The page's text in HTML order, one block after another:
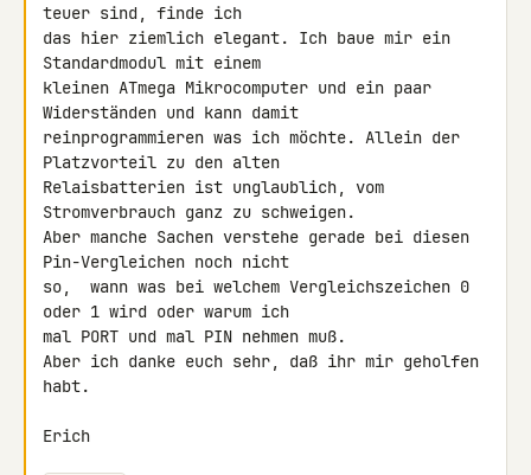
teuer sind, finde ich
das hier ziemlich elegant. Ich baue mir ein
Standardmodul mit einem
kleinen ATmega Mikrocomputer und ein paar
Widerständen und kann damit
reinprogrammieren was ich möchte. Allein der
Platzvorteil zu den alten
Relaisbatterien ist unglaublich, vom
Stromverbrauch ganz zu schweigen.
Aber manche Sachen verstehe gerade bei diesen
Pin-Vergleichen noch nicht
so,  wann was bei welchem Vergleichszeichen 0
oder 1 wird oder warum ich
mal PORT und mal PIN nehmen muß.
Aber ich danke euch sehr, daß ihr mir geholfen
habt.
Erich